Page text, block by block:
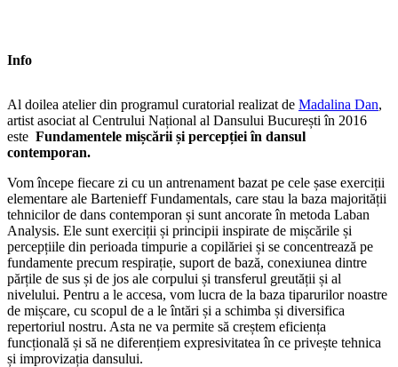
Info
Al doilea atelier din programul curatorial realizat de Madalina Dan,
artist asociat al Centrului Național al Dansului București în 2016
este Fundamentele mișcării și percepției în dansul
contemporan.
Vom începe fiecare zi cu un antrenament bazat pe cele șase exerciții
elementare ale Bartenieff Fundamentals, care stau la baza majorității
tehnicilor de dans contemporan și sunt ancorate în metoda Laban
Analysis. Ele sunt exerciții și principii inspirate de mișcările și
percepțiile din perioada timpurie a copilăriei și se concentrează pe
fundamente precum respirație, suport de bază, conexiunea dintre
părțile de sus și de jos ale corpului și transferul greutății și al
nivelului. Pentru a le accesa, vom lucra de la baza tiparurilor noastre
de mișcare, cu scopul de a le întări și a schimba și diversifica
repertoriul nostru. Asta ne va permite să creștem eficiența
funcțională și să ne diferențiem expresivitatea în ce privește tehnica
și improvizația dansului.